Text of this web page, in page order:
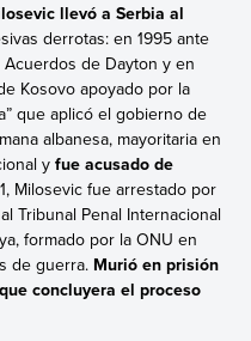
llevó a Serbia al
derrotas: en 1995 ante
de Dayton y en
Kosovo apoyado por la
que aplicó el gobierno de
albanesa, mayoritaria en
y fue acusado de
Milosevic fue arrestado por
Tribunal Penal Internacional
formado por la ONU en
de guerra. Murió en prisión
concluyera el proceso